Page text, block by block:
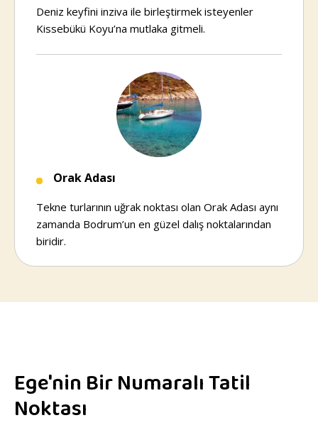
Deniz keyfini inziva ile birleştirmek isteyenler
Kissebükü Koyu’na mutlaka gitmeli.
Orak Adası
Tekne turlarının uğrak noktası olan Orak Adası aynı
zamanda Bodrum’un en güzel dalış noktalarından
biridir.
Ege'nin Bir Numaralı Tatil
Noktası